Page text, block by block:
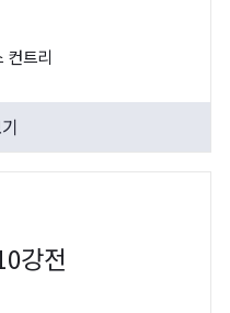
컨트리
강전